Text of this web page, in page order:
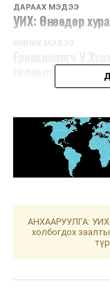
ДАРААХ МЭДЭЭ
УИХ: Өнөөдөр
ӨМНӨХ МЭДЭЭ
төлөөлөлтэй
АНХААРУУЛГА:
холбогдох